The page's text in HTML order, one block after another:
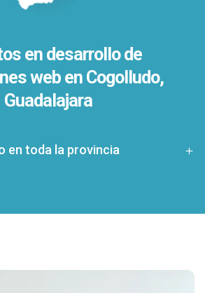
en desarrollo de
web en Cogolludo,
Guadalajara
en toda la provincia